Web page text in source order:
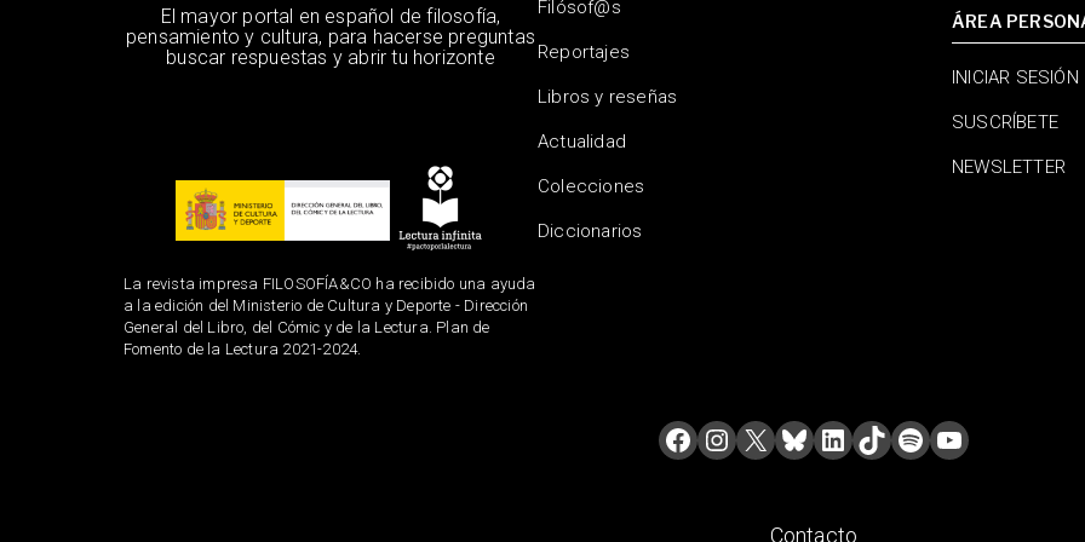
El mayor portal en español de filosofía,
pensamiento y cultura, para hacerse preguntas
buscar respuestas y abrir tu horizonte
La revista impresa FILOSOFÍA&CO ha recibido una ayuda
a la edición del Ministerio de Cultura y Deporte - Dirección
General del Libro, del Cómic y de la Lectura. Plan de
Fomento de la Lectura 2021-2024.
Filósof@s
Reportajes
Libros y reseñas
Actualidad
Colecciones
Diccionarios
ÁREA
INICIAR SESIÓN
SUSCRÍBETE
NEWSLETTER
Contacto